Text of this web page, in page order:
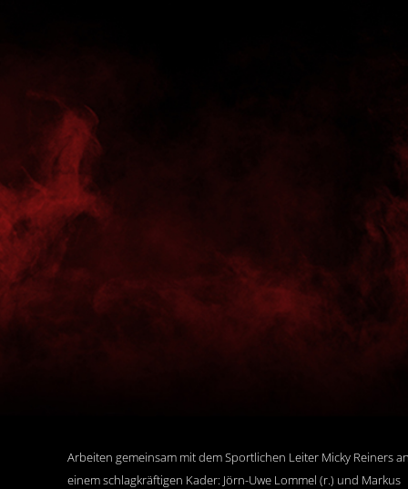
Arbeiten gemeinsam mit dem Sportlichen Leiter Micky Reiners
einem schlagkräftigen Kader: Jörn-Uwe Lommel (r.) und Markus